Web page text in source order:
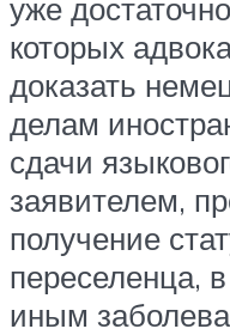
уже
которых
доказать
делам
сдачи
заявителем,
получение
переселенца,
иным